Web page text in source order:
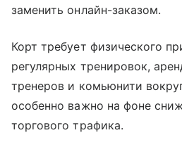
заменить онлайн-заказом.
Корт требует физического
регулярных тренировок,
тренеров и комьюнити
особенно важно на фоне
торгового трафика.